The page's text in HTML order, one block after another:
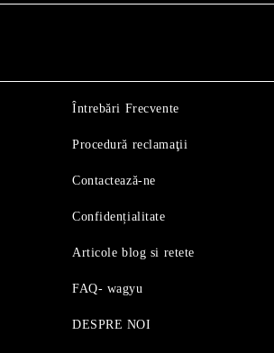
Întrebări Frecvente
Procedură reclamaţii
Contactează-ne
Confidențialitate
Articole blog si retete
FAQ- wagyu
DESPRE NOI